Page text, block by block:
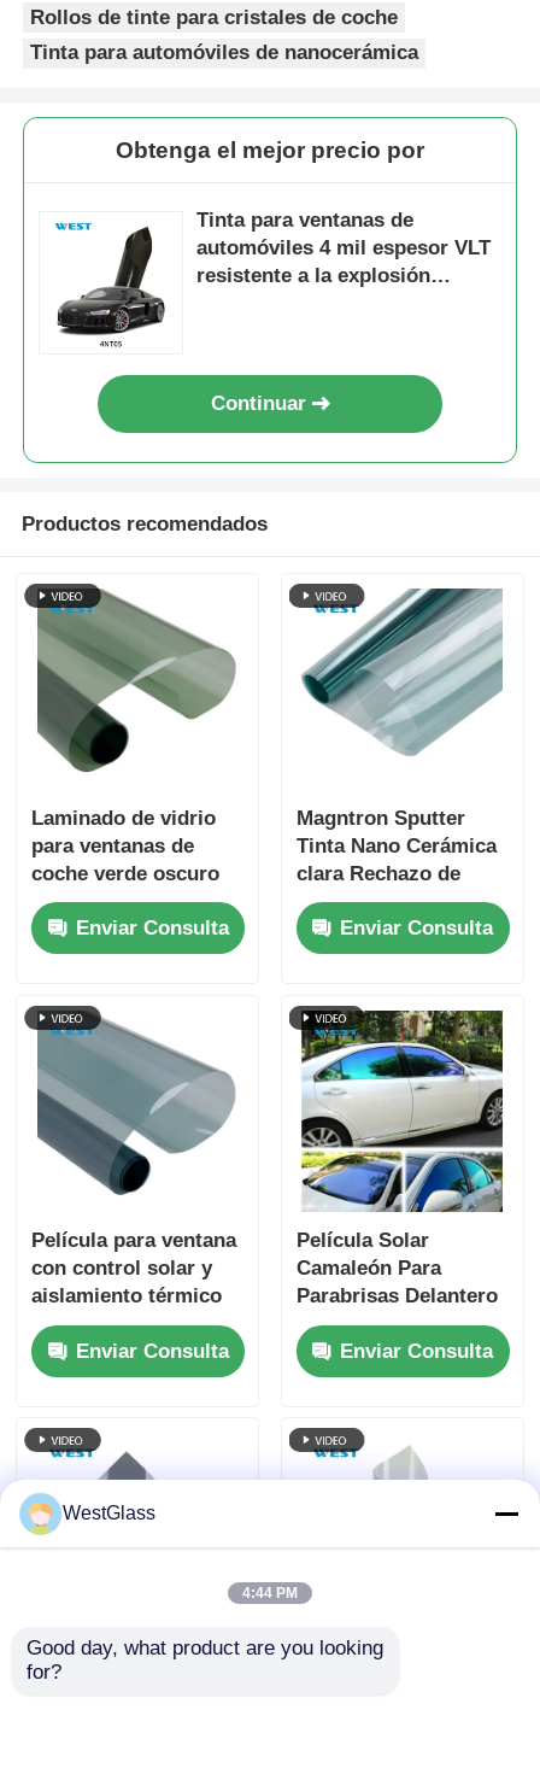
Rollos de tinte para cristales de coche
Tinta para automóviles de nanocerámica
Obtenga el mejor precio por
Tinta para ventanas de
automóviles 4 mil espesor VLT
resistente a la explosión
Continuar
Productos recomendados
Laminado de vidrio
para ventanas de
coche verde oscuro
resistente a los
arañazos y ligero
Enviar Consulta
Magntron Sputter
Tinta Nano Cerámica
clara Rechazo de
calor para la ventana
del cocheEnviar Consulta
Película para ventana
con control solar y
aislamiento térmico
de 1.52x30m, nano
cerámica, tinte solar
para coche,
negro
Enviar Consulta
Película Solar
Camaleón Para
Parabrisas Delantero
De Coche Para Hacer
Brillar el Vidrio
Enviar Consulta
4 mil de espesor
Lámina para ventanas
WestGlass
4:44 PM
Good day, what product are you looking
for?